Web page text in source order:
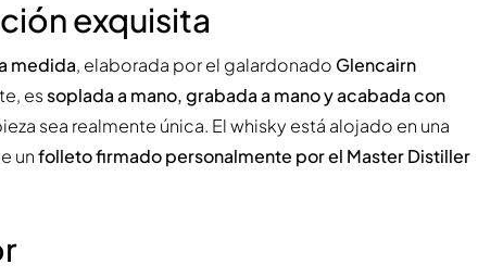
exquisita
medida, elaborada por el galardonado Glencairn
essoplada a mano, grabada a mano y acabada con
sea realmente única. El whisky está alojado en una
unfolleto firmado personalmente por el Master Distiller